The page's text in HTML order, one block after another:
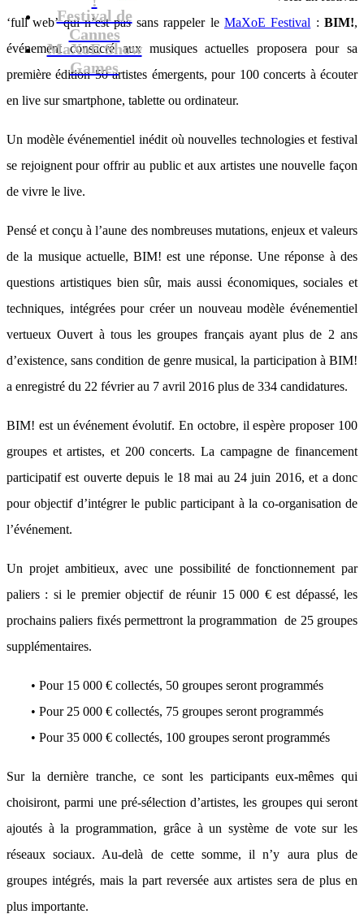
Festival de
Cannes
MaXoE Show
Games
‘full web’ qui n’est pas sans rappeler le MaXoE Festival :BIM!,
événement consacré aux musiques actuelles proposera pour sa
première édition 50 artistes émergents, pour 100 concerts à écouter
en live sur smartphone, tablette ou ordinateur.
Un modèle événementiel inédit où nouvelles technologies et festival
se rejoignent pour offrir au public et aux artistes une nouvelle façon
de vivre le live.
Pensé et conçu à l’aune des nombreuses mutations, enjeux et valeurs
de la musique actuelle, BIM! est une réponse. Une réponse à des
questions artistiques bien sûr, mais aussi économiques, sociales et
techniques, intégrées pour créer un nouveau modèle événementiel
vertueux Ouvert à tous les groupes français ayant plus de 2 ans
d’existence, sans condition de genre musical, la participation à BIM!
a enregistré du 22 février au 7 avril 2016 plus de 334 candidatures.
BIM! est un événement évolutif. En octobre, il espère proposer 100
groupes et artistes, et 200 concerts. La campagne de financement
participatif est ouverte depuis le 18 mai au 24 juin 2016, et a donc
pour objectif d’intégrer le public participant à la co-organisation de
l’événement.
Un projet ambitieux, avec une possibilité de fonctionnement par
paliers : si le premier objectif de réunir 15 000 € est dépassé, les
prochains paliers fixés permettront la programmation de 25 groupes
supplémentaires.
• Pour 15 000 € collectés, 50 groupes seront programmés
• Pour 25 000 € collectés, 75 groupes seront programmés
• Pour 35 000 € collectés, 100 groupes seront programmés
Sur la dernière tranche, ce sont les participants eux-mêmes qui
choisiront, parmi une pré-sélection d’artistes, les groupes qui seront
ajoutés à la programmation, grâce à un système de vote sur les
réseaux sociaux. Au-delà de cette somme, il n’y aura plus de
groupes intégrés, mais la part reversée aux artistes sera de plus en
plus importante.